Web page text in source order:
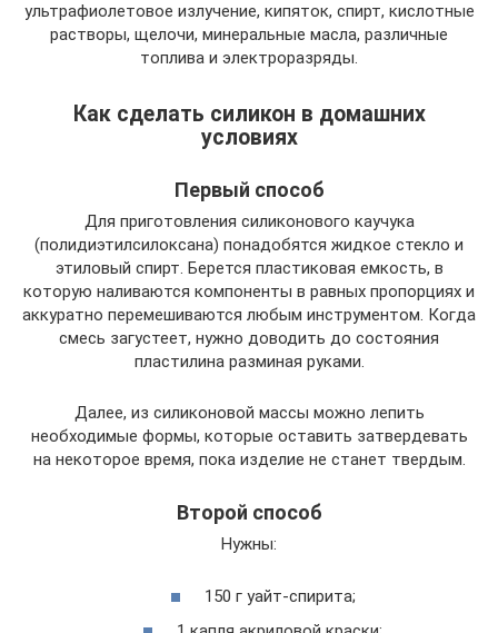
ультрафиолетовое излучение, кипяток, спирт, кислотные
растворы, щелочи, минеральные масла, различные
топлива и электроразряды.
Как сделать силикон в домашних
условиях
Первый способ
Для приготовления силиконового каучука
(полидиэтилсилоксана) понадобятся жидкое стекло и
этиловый спирт. Берется пластиковая емкость, в
которую наливаются компоненты в равных пропорциях и
аккуратно перемешиваются любым инструментом. Когда
смесь загустеет, нужно доводить до состояния
пластилина разминая руками.
Далее, из силиконовой массы можно лепить
необходимые формы, которые оставить затвердевать
на некоторое время, пока изделие не станет твердым.
Второй способ
Нужны:
150 г уайт-спирита;